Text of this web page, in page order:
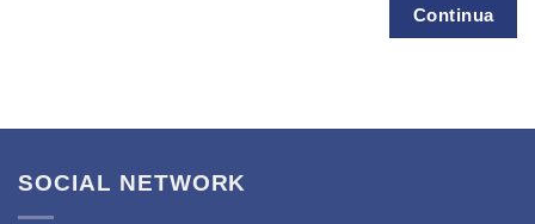
Continua
SOCIAL NETWORK